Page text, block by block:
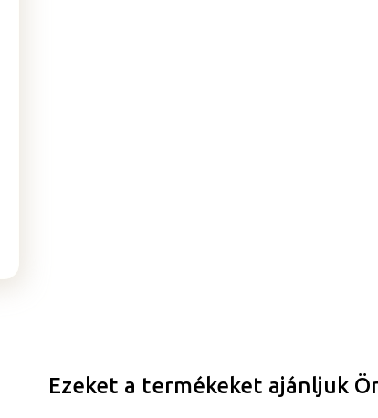
Ezeket a termékeket ajánljuk